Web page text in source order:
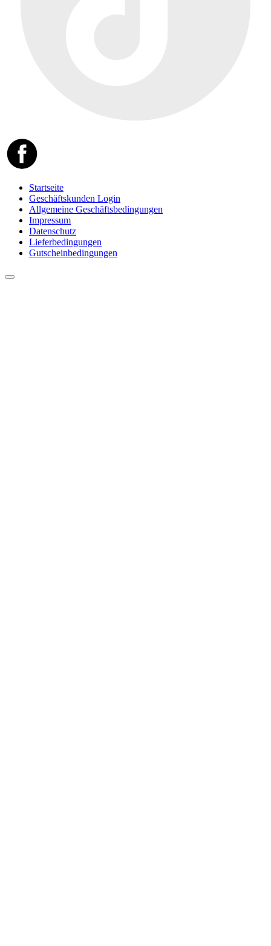
Startseite
Geschäftskunden Login
Allgemeine Geschäftsbedingungen
Impressum
Datenschutz
Lieferbedingungen
Gutscheinbedingungen